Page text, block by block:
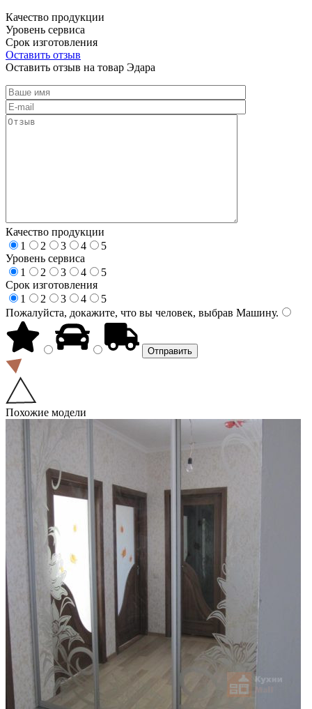
Качество продукции
Уровень сервиса
Срок изготовления
Оставить отзыв
Оставить отзыв на товар Эдара
Качество продукции
1
2 3 4
5
Уровень сервиса
1
2 3 4
5
Срок изготовления
1
2 3 4
5
Пожалуйста, докажите, что вы человек, выбрав Машину.
Похожие модели